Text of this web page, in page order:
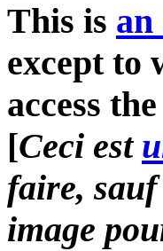
This is an
except to
access
[Ceci est
faire, sauf
image